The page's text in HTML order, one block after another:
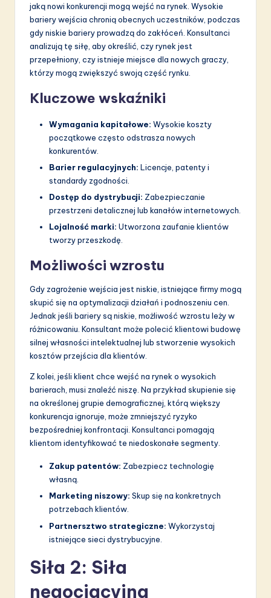
jaką nowi konkurencji mogą wejść na rynek. Wysokie
bariery wejścia chronią obecnych uczestników, podczas
gdy niskie bariery prowadzą do zakłóceń. Konsultanci
analizują tę siłę, aby określić, czy rynek jest
przepełniony, czy istnieje miejsce dla nowych graczy,
którzy mogą zwiększyć swoją część rynku.
Kluczowe wskaźniki
Wymagania kapitałowe: Wysokie koszty
początkowe często odstrasza nowych
konkurentów.
Barier regulacyjnych: Licencje, patenty i
standardy zgodności.
Dostęp do dystrybucji: Zabezpieczanie
przestrzeni detalicznej lub kanałów internetowych.
Lojalność marki: Utworzona zaufanie klientów
tworzy przeszkodę.
Możliwości wzrostu
Gdy zagrożenie wejścia jest niskie, istniejące firmy mogą
skupić się na optymalizacji działań i podnoszeniu cen.
Jednak jeśli bariery są niskie, możliwość wzrostu leży w
różnicowaniu. Konsultant może polecić klientowi budowę
silnej własności intelektualnej lub stworzenie wysokich
kosztów przejścia dla klientów.
Z kolei, jeśli klient chce wejść na rynek o wysokich
barierach, musi znaleźć niszę. Na przykład skupienie się
na określonej grupie demograficznej, którą większy
konkurencja ignoruje, może zmniejszyć ryzyko
bezpośredniej konfrontacji. Konsultanci pomagają
klientom identyfikować te niedoskonałe segmenty.
Zakup patentów: Zabezpiecz technologię
własną.
Marketing niszowy: Skup się na konkretnych
potrzebach klientów.
Partnersztwo strategiczne: Wykorzystaj
istniejące sieci dystrybucyjne.
Siła 2: Siła
negocjacyjna